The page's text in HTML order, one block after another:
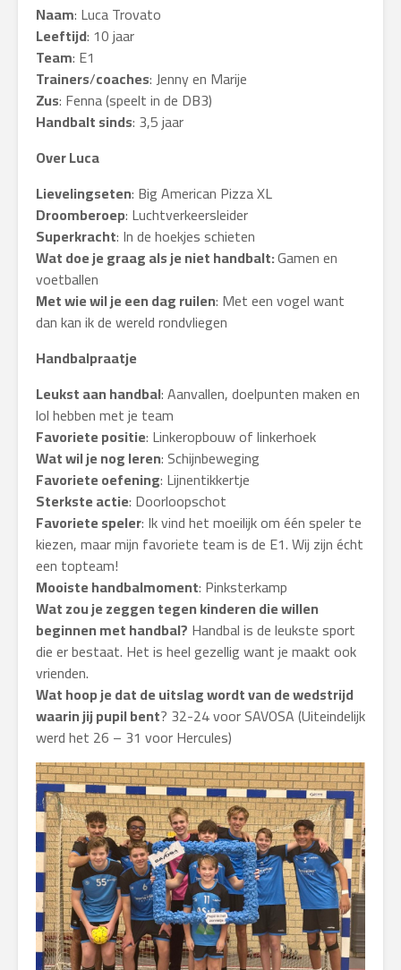
Naam: Luca Trovato
Leeftijd: 10 jaar
Team: E1
Trainers/coaches: Jenny en Marije
Zus: Fenna (speelt in de DB3)
Handbalt sinds: 3,5 jaar
Over Luca
Lievelingseten: Big American Pizza XL
Droomberoep: Luchtverkeersleider
Superkracht: In de hoekjes schieten
Wat doe je graag als je niet handbalt:Gamen en
voetballen
Met wie wil je een dag ruilen: Met een vogel want
dan kan ik de wereld rondvliegen
Handbalpraatje
Leukst aan handbal: Aanvallen, doelpunten maken en
lol hebben met je team
Favoriete positie: Linkeropbouw of linkerhoek
Wat wil je nog leren: Schijnbeweging
Favoriete oefening: Lijnentikkertje
Sterkste actie: Doorloopschot
Favoriete speler: Ik vind het moeilijk om één speler te
kiezen, maar mijn favoriete team is de E1. Wij zijn écht
een topteam!
Mooiste handbalmoment: Pinksterkamp
Wat zou je zeggen tegen kinderen die willen
beginnen met handbal? Handbal is de leukste sport
die er bestaat. Het is heel gezellig want je maakt ook
vrienden.
Wat hoop je dat de uitslag wordt van de wedstrijd
waarin jij pupil bent? 32-24 voor SAVOSA (Uiteindelijk
werd het 26 – 31 voor Hercules)